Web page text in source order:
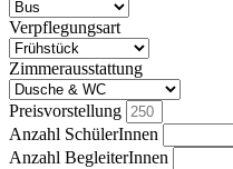
Verpflegungsart
Zimmerausstattung
Preisvorstellung
Anzahl SchülerInnen
Anzahl BegleiterInnen